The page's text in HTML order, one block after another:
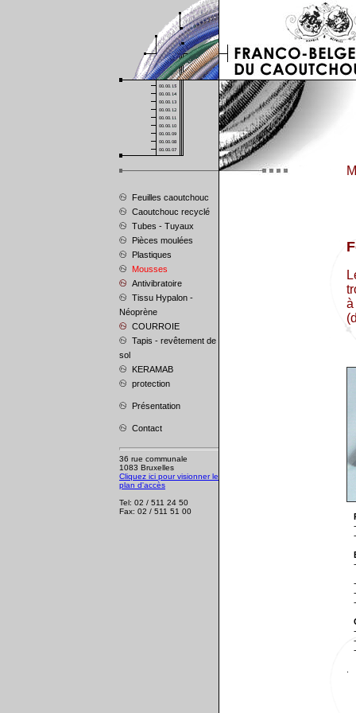
Feuilles caoutchouc
Caoutchouc recyclé
Tubes - Tuyaux
Pièces moulées
Plastiques
Mousses
Antivibratoire
Tissu Hypalon -
Néoprène
COURROIE
Tapis - revêtement de
sol
KERAMAB
protection
Présentation
Contact
36 rue communale
1083 Bruxelles
Cliquez ici pour visionner le
plan d'accès
Tel: 02 / 511 24 50
Fax: 02 / 511 51 00
à
-
-
-
-
-
-
-
-
-